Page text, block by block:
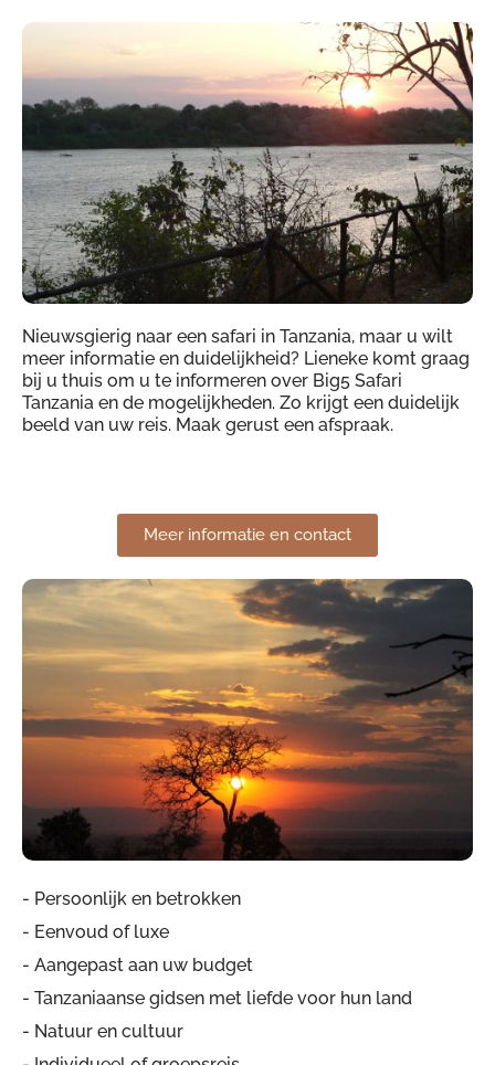
Nieuwsgierig naar een safari in Tanzania, maar u wilt
meer informatie en duidelijkheid? Lieneke komt graag
bij u thuis om u te informeren over Big5 Safari
Tanzania en de mogelijkheden. Zo krijgt een duidelijk
beeld van uw reis. Maak gerust een afspraak.
Meer informatie en contact
- Persoonlijk en betrokken
- Eenvoud of luxe
- Aangepast aan uw budget
- Tanzaniaanse gidsen met liefde voor hun land
- Natuur en cultuur